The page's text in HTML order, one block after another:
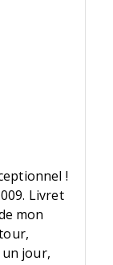
!
Livret
mon
jour,